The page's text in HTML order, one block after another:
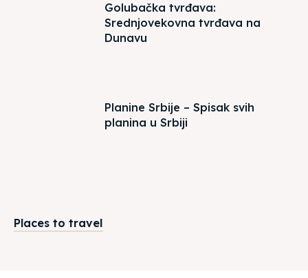
Golubačka tvrđava:
Srednjovekovna tvrđava na
Dunavu
Planine Srbije – Spisak svih
planina u Srbiji
Places to travel